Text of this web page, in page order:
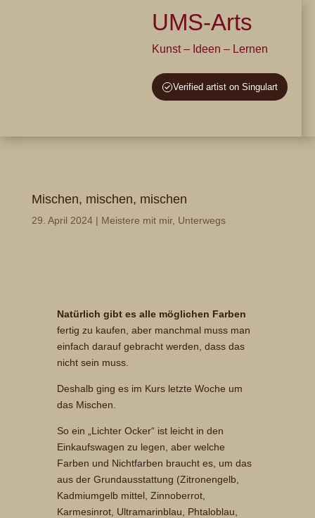
UMS-Arts
Kunst – Ideen – Lernen
Verified artist on Singulart
Mischen, mischen, mischen
29. April 2024| Meistere mit mir, Unterwegs
Natürlich gibt es alle möglichen Farben
fertig zu kaufen, aber manchmal muss man
einfach darauf gebracht werden, dass das
nicht sein muss.
Deshalb ging es im Kurs letzte Woche um
das Mischen.
So ein „Lichter Ocker“ ist leicht in den
Einkaufswagen zu legen, aber welche
Farben und Nichtfarben braucht es, um das
aus der Grundausstattung (Zitronengelb,
Kadmiumgelb mittel, Zinnoberrot,
Karmesinrot, Ultramarinblau, Phtaloblau,